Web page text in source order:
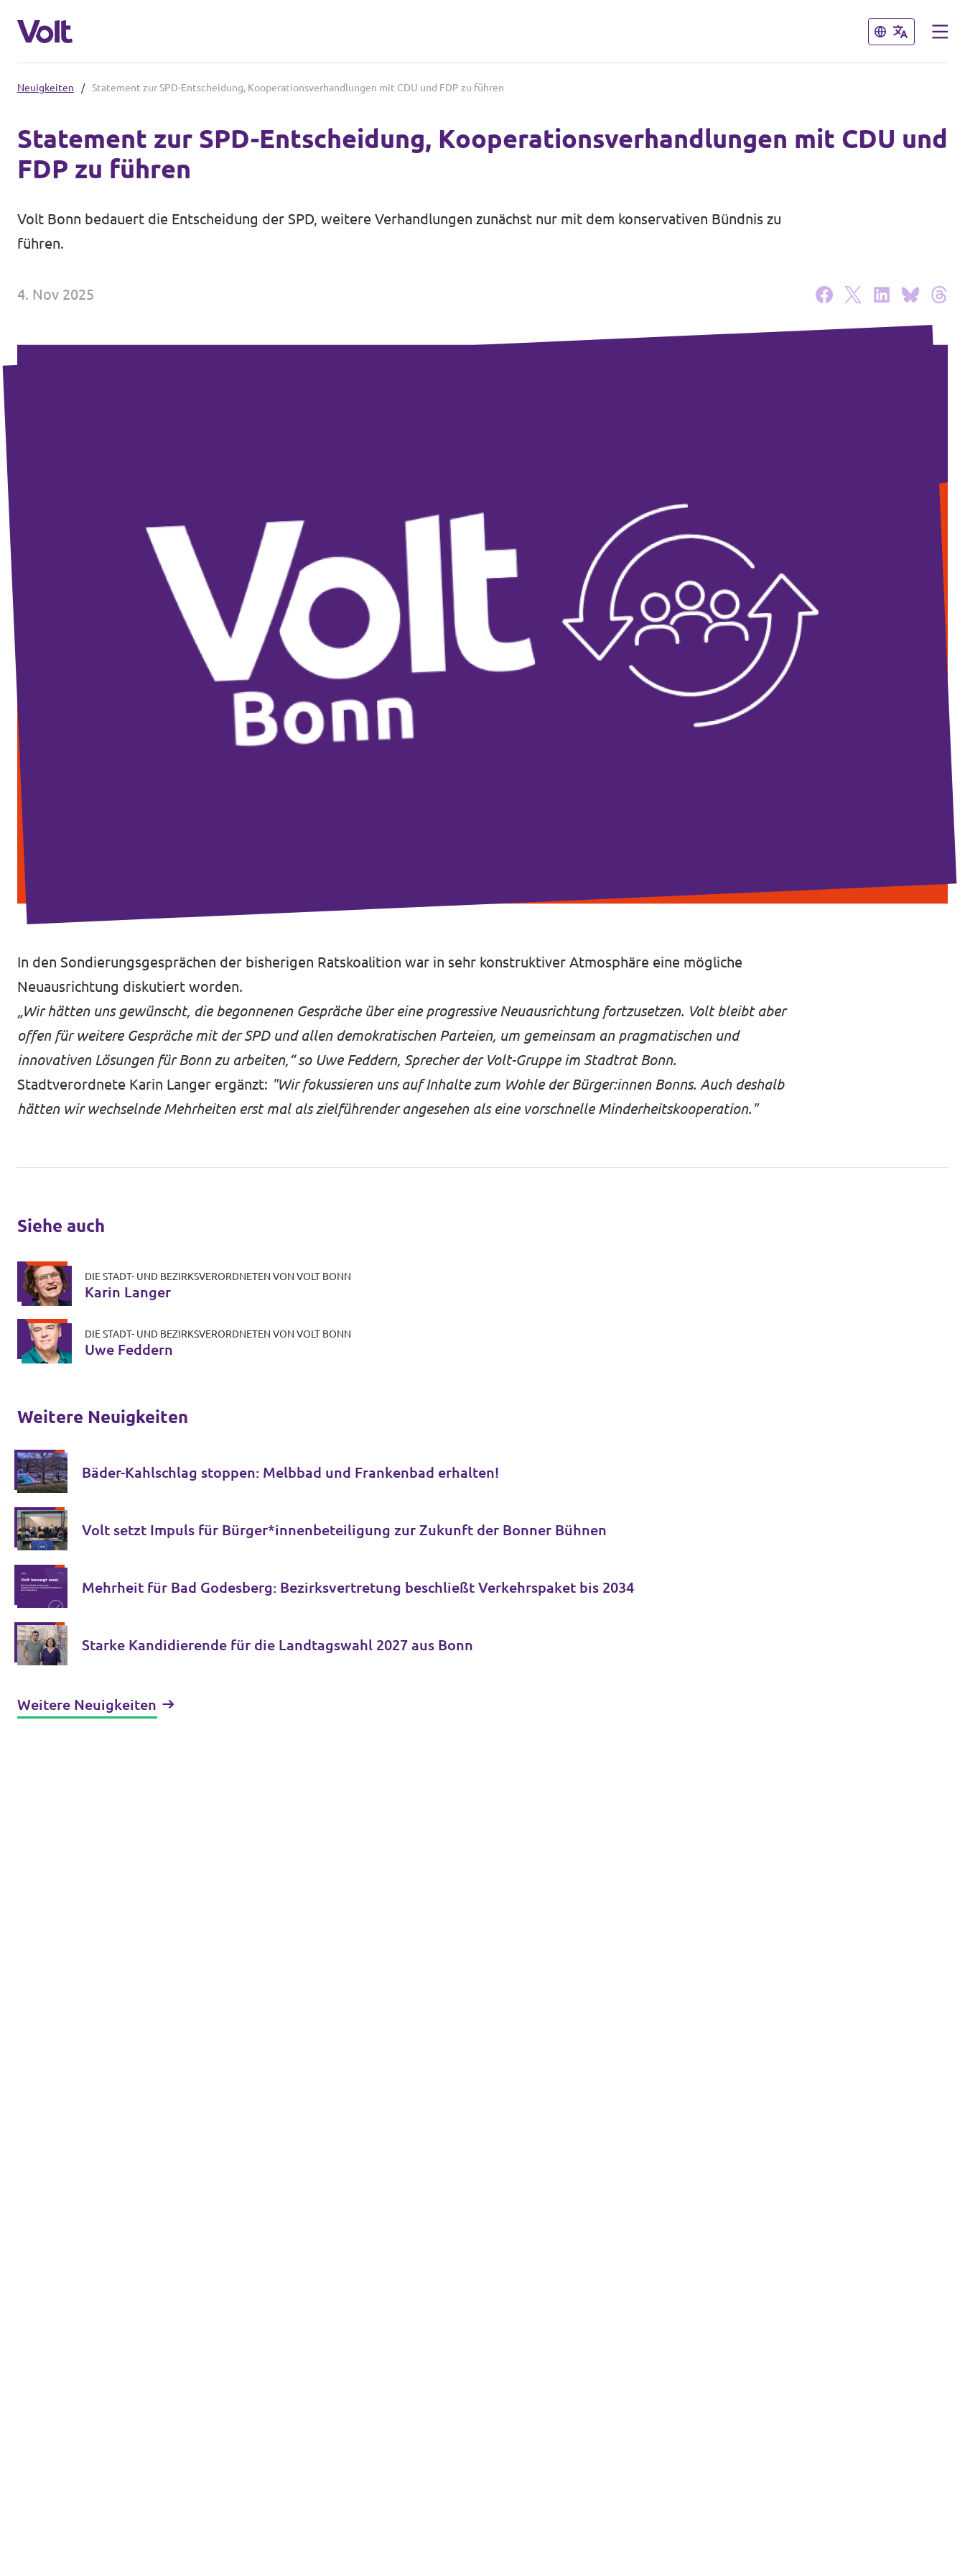
Schließen
Website von Volt NRW
Volt vor Ort in NRW
Volt in Deutschland
Volt in deinem Bundesland
Schließen
Programm
Über Volt
Menschen
Unsere Events
Werde Mitglied von Volt
Intranet von Volt Bonn
Impressum
Datenschutz
Neuigkeiten / Statement zur SPD-Entscheidung, Kooperationsverhandlungen mit CDU und FDP zu führen
Statement zur SPD-Entscheidung, Kooperationsverhandlungen mit CDU und
FDP zu führen
Volt Bonn bedauert die Entscheidung der SPD, weitere Verhandlungen zunächst nur mit dem konservativen Bündnis zu
führen.
4. Nov 2025
In den Sondierungsgesprächen der bisherigen Ratskoalition war in sehr konstruktiver Atmosphäre eine mögliche
Neuausrichtung diskutiert worden.
„Wir hätten uns gewünscht, die begonnenen Gespräche über eine progressive Neuausrichtung fortzusetzen. Volt bleibt aber
offen für weitere Gespräche mit der SPD und allen demokratischen Parteien, um gemeinsam an pragmatischen und
innovativen Lösungen für Bonn zu arbeiten,“ so Uwe Feddern, Sprecher der Volt-Gruppe im Stadtrat Bonn.
Stadtverordnete Karin Langer ergänzt: "Wir fokussieren uns auf Inhalte zum Wohle der Bürger:innen Bonns. Auch deshalb
hätten wir wechselnde Mehrheiten erst mal als zielführender angesehen als eine vorschnelle Minderheitskooperation."
Siehe auch
DIE STADT- UND BEZIRKSVERORDNETEN VON VOLT BONN
Karin Langer
DIE STADT- UND BEZIRKSVERORDNETEN VON VOLT BONN
Uwe Feddern
Weitere Neuigkeiten
Bäder-Kahlschlag stoppen: Melbbad und Frankenbad erhalten!
Volt setzt Impuls für Bürger*innenbeteiligung zur Zukunft der Bonner Bühnen
Mehrheit für Bad Godesberg: Bezirksvertretung beschließt Verkehrspaket bis 2034
Starke Kandidierende für die Landtagswahl 2027 aus Bonn
Weitere Neuigkeiten